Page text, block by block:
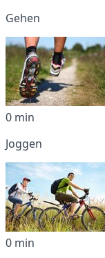
Gehen
0 min
Joggen
0 min